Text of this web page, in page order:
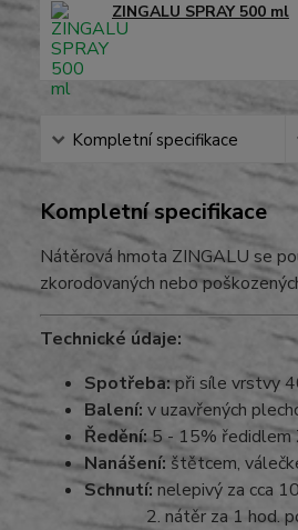
ZINGALU SPRAY 500 ml
Kompletní specifikace
Kompletní specifikace
Nátěrová hmota ZINGALU se
zkorodovaných nebo
Technické údaje:
Spotřeba:při síle vrstvy
Balení: v uzavřených
Ředění:5 - 15% ředidlem
Nanášení: štětcem,
Schnutí: nelepivý za cca
2. nátěr za 1 hod. po